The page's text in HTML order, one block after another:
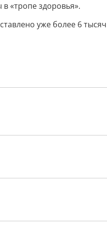
«тропе здоровья».
уже более 6